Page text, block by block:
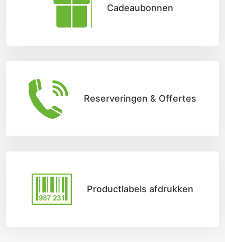
Cadeaubonnen
Reserveringen & Offertes
Productlabels afdrukken